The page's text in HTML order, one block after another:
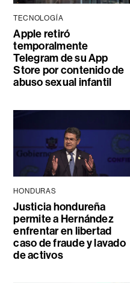
TECNOLOGÍA
Apple retiró
temporalmente
Telegram de su App
Store por contenido de
abuso sexual infantil
HONDURAS
Justicia hondureña
permite a Hernández
enfrentar en libertad
caso de fraude y lavado
de activos